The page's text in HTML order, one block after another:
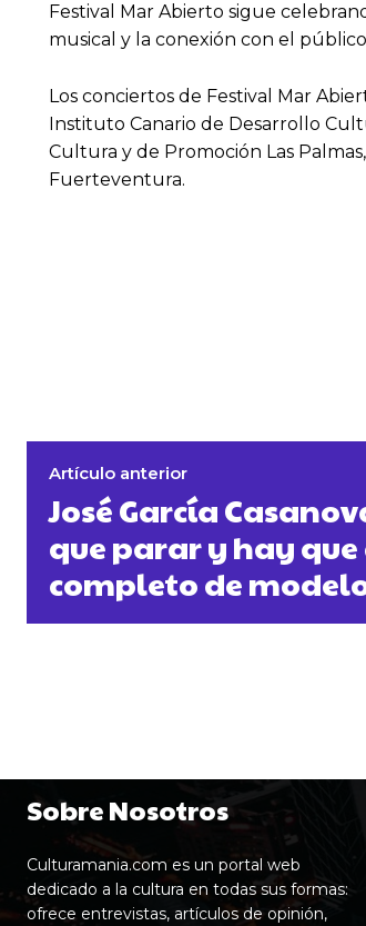
Festival Mar Abierto sigue
musical y la conexión con el
Los conciertos de Festival Mar
Instituto Canario de Desarrollo
Cultura y de Promoción Las
Fuerteventura.
Artículo anterior
José García
que parar y hay
completo de
Sobre Nosotros
Culturamania.com es un portal web
dedicado a la cultura en todas sus formas:
ofrece entrevistas, artículos de opinión,